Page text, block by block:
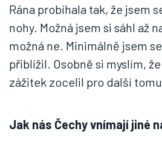
Rána probíhala tak, že jsem
nohy. Možná jsem si sáhl až
možná ne. Minimálně jsem
přiblížil. Osobně si myslím,
zážitek zocelil pro další
Jak nás Čechy vnímají jiné